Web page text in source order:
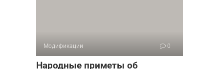
Модификации 0
Народные приметы об